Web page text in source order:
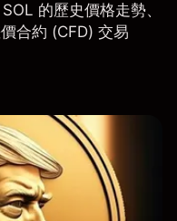
的歷史價格走勢、
合約 (CFD) 交易